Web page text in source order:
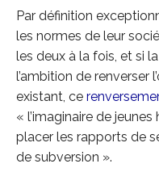
Par définition
les normes de leur
les deux à la fois, et si
l’ambition de renverser
existant, ce
« l’imaginaire de
placer les rapports de
de subversion ».